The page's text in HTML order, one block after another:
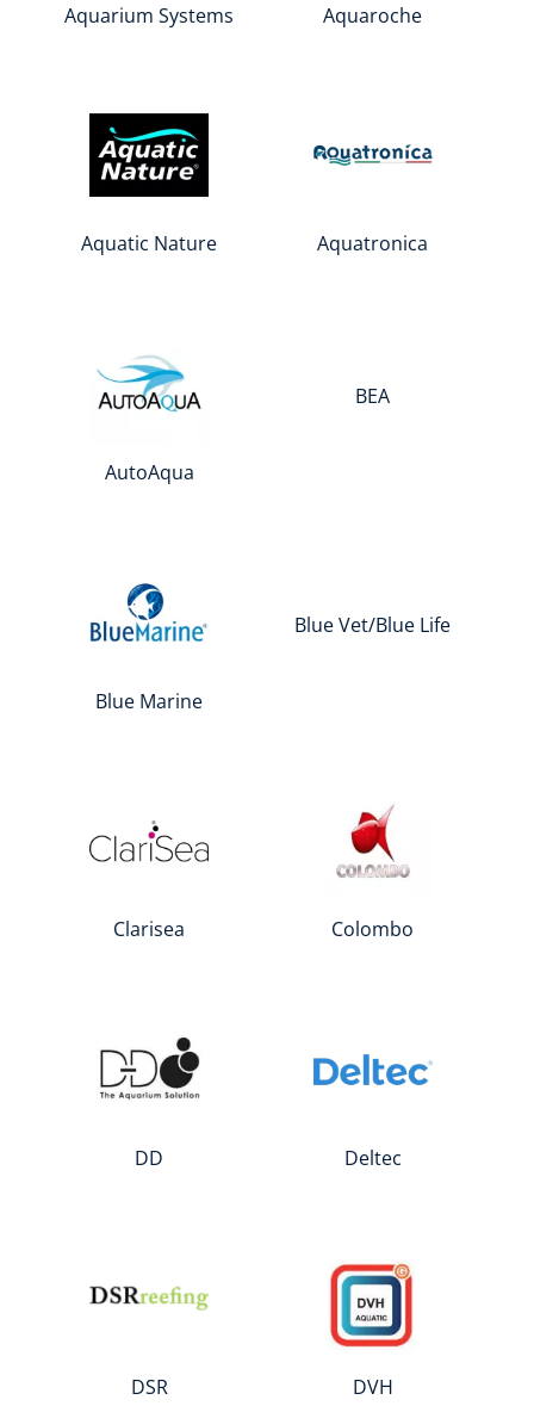
Aquarium Systems Aquaroche
Aquatic Nature Aquatronica
AutoAqua
BEA
Blue Marine
Blue Vet/Blue Life
Clarisea Colombo
DD Deltec
DSR DVH